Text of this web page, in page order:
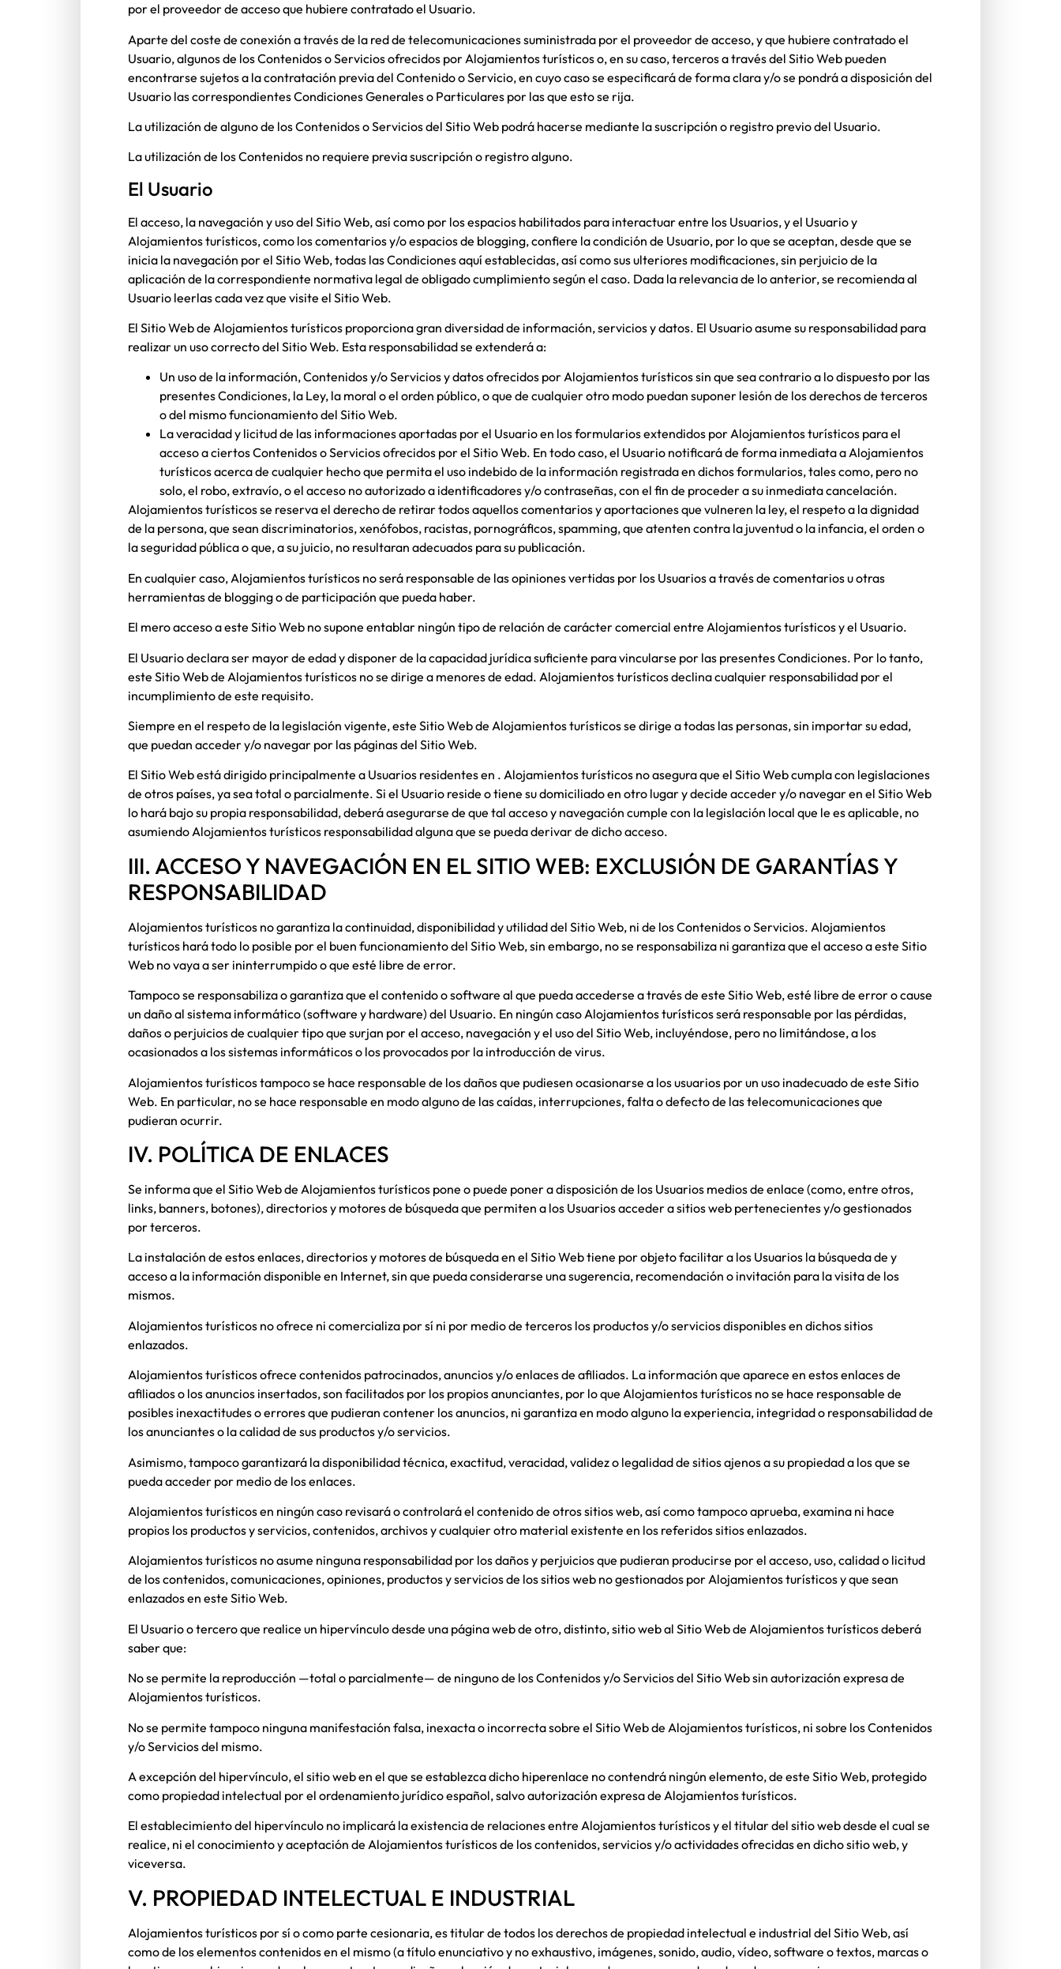
por el proveedor de acceso que hubiere contratado el Usuario.
Aparte del coste de conexión a través de la red de telecomunicaciones suministrada por el proveedor de acceso, y que hubiere contratado el
Usuario, algunos de los Contenidos o Servicios ofrecidos por Alojamientos turísticoso, en su caso, terceros a través del Sitio Web pueden
encontrarse sujetos a la contratación previa del Contenido o Servicio, en cuyo caso se especificará de forma clara y/o se pondrá a disposición del
Usuario las correspondientes Condiciones Generales o Particulares por las que esto se rija.
La utilización de alguno de los Contenidos o Servicios del Sitio Web podrá hacerse mediante la suscripción o registro previo del Usuario.
La utilización de los Contenidos no requiere previa suscripción o registro alguno.
El Usuario
El acceso, la navegación y uso del Sitio Web,así como por los espacios habilitados para interactuar entre los Usuarios, y el Usuario y
Alojamientos turísticos, como los comentarios y/o espacios de blogging,confiere la condición de Usuario, por lo que se aceptan, desde que se
inicia la navegación por el Sitio Web, todas las Condiciones aquí establecidas, así como sus ulteriores modificaciones, sin perjuicio de la
aplicación de la correspondiente normativa legal de obligado cumplimiento según el caso. Dada la relevancia de lo anterior, se recomienda al
Usuario leerlas cada vez que visite el Sitio Web.
El Sitio Web de Alojamientos turísticos proporciona gran diversidad de información, servicios y datos. El Usuario asume su responsabilidad para
realizar un uso correcto del Sitio Web. Esta responsabilidad se extenderá a:
Un uso de la información, Contenidos y/o Servicios y datos ofrecidos porAlojamientos turísticossin que sea contrario a lo dispuesto por las
presentes Condiciones, la Ley, la moral o el orden público, o que de cualquier otro modo puedan suponer lesión de los derechos de terceros
o del mismo funcionamiento del Sitio Web.
La veracidad y licitud de las informaciones aportadas por el Usuario en los formularios extendidos porAlojamientos turísticos para el
acceso a ciertos Contenidos o Servicios ofrecidos por el Sitio Web. En todo caso, el Usuario notificará de forma inmediata aAlojamientos
turísticosacerca de cualquier hecho que permita el uso indebido de la información registrada en dichos formularios, tales como, pero no
solo, el robo, extravío, o el acceso no autorizado a identificadores y/o contraseñas, con el fin de proceder a su inmediata cancelación.
Alojamientos turísticosse reserva el derecho de retirar todos aquellos comentarios y aportaciones que vulneren la ley, el respeto a la dignidad
de la persona, que sean discriminatorios, xenófobos, racistas, pornográficos, spamming, que atenten contra la juventud o la infancia, el orden o
la seguridad pública o que, a su juicio, no resultaran adecuados para su publicación.
En cualquier caso, Alojamientos turísticos no será responsable de las opiniones vertidas por los Usuarios a través de comentarios u otras
herramientas de blogging o de participación que pueda haber.
El mero acceso a este Sitio Web no supone entablar ningún tipo de relación de carácter comercial entre Alojamientos turísticosy el Usuario.
El Usuario declara ser mayor de edad y disponer de la capacidad jurídica suficiente para vincularse por las presentes Condiciones. Por lo tanto,
este Sitio Web de Alojamientos turísticos no se dirige a menores de edad. Alojamientos turísticosdeclina cualquier responsabilidad por el
incumplimiento de este requisito.
Siempre en el respeto de la legislación vigente, este Sitio Web de Alojamientos turísticosse dirige a todas las personas, sin importar su edad,
que puedan acceder y/o navegar por las páginas del Sitio Web.
El Sitio Web está dirigido principalmente a Usuarios residentes en . Alojamientos turísticos no asegura que el Sitio Web cumpla con legislaciones
de otros países, ya sea total o parcialmente. Si el Usuario reside o tiene su domiciliado en otro lugar y decide acceder y/o navegar en el Sitio Web
lo hará bajo su propia responsabilidad, deberá asegurarse de que tal acceso y navegación cumple con la legislación local que le es aplicable, no
asumiendoAlojamientos turísticos responsabilidad alguna que se pueda derivar de dicho acceso.
III. ACCESO Y NAVEGACIÓN EN EL SITIO WEB: EXCLUSIÓN DE GARANTÍAS Y
RESPONSABILIDAD
Alojamientos turísticos no garantiza la continuidad, disponibilidad y utilidad del Sitio Web, ni de los Contenidos o Servicios. Alojamientos
turísticos hará todo lo posible por el buen funcionamiento del Sitio Web, sin embargo, no se responsabiliza ni garantiza que el acceso a este Sitio
Web no vaya a ser ininterrumpido o que esté libre de error.
Tampoco se responsabiliza o garantiza que el contenido o software al que pueda accederse a través de este Sitio Web, esté libre de error o cause
un daño al sistema informático (software y hardware) del Usuario. En ningún casoAlojamientos turísticosserá responsable por las pérdidas,
daños o perjuicios de cualquier tipo que surjan por el acceso, navegación y el uso del Sitio Web, incluyéndose, pero no limitándose, a los
ocasionados a los sistemas informáticos o los provocados por la introducción de virus.
Alojamientos turísticostampoco se hace responsable de los daños que pudiesen ocasionarse a los usuarios por un uso inadecuado de este Sitio
Web. En particular, no se hace responsable en modo alguno de las caídas, interrupciones, falta o defecto de las telecomunicaciones que
pudieran ocurrir.
IV. POLÍTICA DE ENLACES
Se informa que el Sitio Web de Alojamientos turísticos pone o puede poner a disposición de los Usuarios medios de enlace (como, entre otros,
links, banners, botones), directorios y motores de búsqueda que permiten a los Usuarios acceder a sitios web pertenecientes y/o gestionados
por terceros.
La instalación de estos enlaces, directorios y motores de búsqueda en el Sitio Web tiene por objeto facilitar a los Usuarios la búsqueda de y
acceso a la información disponible en Internet, sin que pueda considerarse una sugerencia, recomendación o invitación para la visita de los
mismos.
Alojamientos turísticos no ofrece ni comercializa por sí ni por medio de terceros los productos y/o servicios disponibles en dichos sitios
enlazados.
Alojamientos turísticosofrece contenidos patrocinados, anuncios y/o enlaces de afiliados. La información que aparece en estos enlaces de
afiliados o los anuncios insertados, son facilitados por los propios anunciantes, por lo que Alojamientos turísticos no se hace responsable de
posibles inexactitudes o errores que pudieran contener los anuncios, ni garantiza en modo alguno la experiencia, integridad o responsabilidad de
los anunciantes o la calidad de sus productos y/o servicios.
Asimismo, tampoco garantizará la disponibilidad técnica, exactitud, veracidad, validez o legalidad de sitios ajenos a su propiedad a los que se
pueda acceder por medio de los enlaces.
Alojamientos turísticosen ningún caso revisará o controlará el contenido de otros sitios web, así como tampoco aprueba, examina ni hace
propios los productos y servicios, contenidos, archivos y cualquier otro material existente en los referidos sitios enlazados.
Alojamientos turísticos no asume ninguna responsabilidad por los daños y perjuicios que pudieran producirse por el acceso, uso, calidad o licitud
de los contenidos, comunicaciones, opiniones, productos y servicios de los sitios web no gestionados porAlojamientos turísticosy que sean
enlazados en este Sitio Web.
El Usuario o tercero que realice un hipervínculo desde una página web de otro, distinto, sitio web al Sitio Web de Alojamientos turísticosdeberá
saber que:
No se permite la reproducción —total o parcialmente— de ninguno de los Contenidos y/o Servicios del Sitio Web sin autorización expresa de
Alojamientos turísticos.
No se permite tampoco ninguna manifestación falsa, inexacta o incorrecta sobre el Sitio Web de Alojamientos turísticos, ni sobre los Contenidos
y/o Servicios del mismo.
A excepción del hipervínculo, el sitio web en el que se establezca dicho hiperenlace no contendrá ningún elemento, de este Sitio Web, protegido
como propiedad intelectual por el ordenamiento jurídico español, salvo autorización expresa de Alojamientos turísticos.
El establecimiento del hipervínculo no implicará la existencia de relaciones entre Alojamientos turísticosy el titular del sitio web desde el cual se
realice, ni el conocimiento y aceptación de Alojamientos turísticosde los contenidos, servicios y/o actividades ofrecidas en dicho sitio web, y
viceversa.
V. PROPIEDAD INTELECTUAL E INDUSTRIAL
Alojamientos turísticos por sí o como parte cesionaria, es titular de todos los derechos de propiedad intelectual e industrial del Sitio Web, así
como de los elementos contenidos en el mismo (a título enunciativo y no exhaustivo, imágenes, sonido, audio, vídeo, software o textos, marcas o